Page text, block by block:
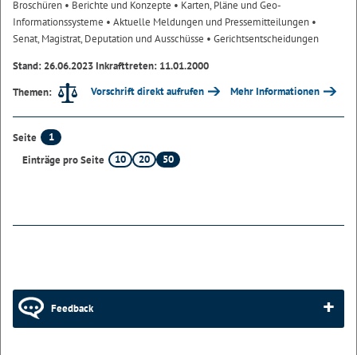
Broschüren • Berichte und Konzepte • Karten, Pläne und Geo-
Informationssysteme • Aktuelle Meldungen und Pressemitteilungen •
Senat, Magistrat, Deputation und Ausschüsse • Gerichtsentscheidungen
Stand: 26.06.2023 Inkrafttreten: 11.01.2000
Themen:
Vorschrift direkt aufrufen Mehr Informationen
Seite
1
Einträge pro Seite
10 20 50
Feedback